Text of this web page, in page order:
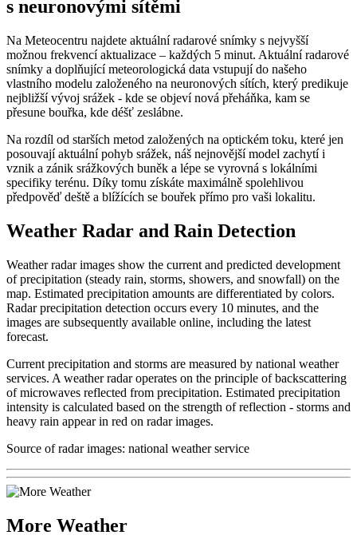
s neuronovými sítěmi
Na Meteocentru najdete aktuální radarové snímky s nejvyšší
možnou frekvencí aktualizace – každých 5 minut. Aktuální radarové
snímky a doplňující meteorologická data vstupují do našeho
vlastního modelu založeného na neuronových sítích, který predikuje
nejbližší vývoj srážek - kde se objeví nová přeháňka, kam se
přesune bouřka, kde déšť zeslábne.
Na rozdíl od starších metod založených na optickém toku, které jen
posouvají aktuální pohyb srážek, náš nejnovější model zachytí i
vznik a zánik srážkových buněk a lépe se vyrovná s lokálními
specifiky terénu. Díky tomu získáte maximálně spolehlivou
předpověď deště a blížících se bouřek přímo pro vaši lokalitu.
Weather Radar and Rain Detection
Weather radar images show the current and predicted development
of precipitation (steady rain, storms, showers, and snowfall) on the
map. Estimated precipitation amounts are differentiated by colors.
Radar precipitation detection occurs every 10 minutes, and the
images are subsequently available online, including the latest
forecast.
Current precipitation and storms are measured by national weather
services. A weather radar operates on the principle of backscattering
of microwaves reflected from precipitation. Estimated precipitation
intensity is calculated based on the strength of reflection - storms and
heavy rain appear in red on radar images.
Source of radar images: national weather service
More Weather